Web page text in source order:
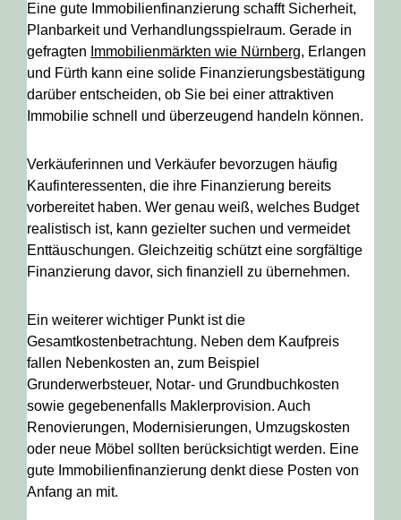
Eine gute Immobilienfinanzierung schafft Sicherheit,
Planbarkeit und Verhandlungsspielraum. Gerade in
gefragten Immobilienmärkten wie Nürnberg, Erlangen
und Fürth kann eine solide Finanzierungsbestätigung
darüber entscheiden, ob Sie bei einer attraktiven
Immobilie schnell und überzeugend handeln können.
Verkäuferinnen und Verkäufer bevorzugen häufig
Kaufinteressenten, die ihre Finanzierung bereits
vorbereitet haben. Wer genau weiß, welches Budget
realistisch ist, kann gezielter suchen und vermeidet
Enttäuschungen. Gleichzeitig schützt eine sorgfältige
Finanzierung davor, sich finanziell zu übernehmen.
Ein weiterer wichtiger Punkt ist die
Gesamtkostenbetrachtung. Neben dem Kaufpreis
fallen Nebenkosten an, zum Beispiel
Grunderwerbsteuer, Notar- und Grundbuchkosten
sowie gegebenenfalls Maklerprovision. Auch
Renovierungen, Modernisierungen, Umzugskosten
oder neue Möbel sollten berücksichtigt werden. Eine
gute Immobilienfinanzierung denkt diese Posten von
Anfang an mit.